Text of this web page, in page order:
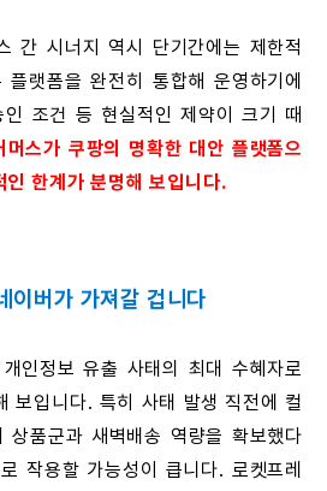
간 시너지 역시 단기간에는 제한적
랫폼을 완전히 통합해 운영하기에
인 조건 등 현실적인 제약이 크기 때
머스가 쿠팡의 명확한 대안 플랫폼으
한계가 분명해 보입니다.
이버가 가져갈 겁니다
인정보 유출 사태의 최대 수혜자로
보입니다. 특히 사태 발생 직전에 컬
상품군과 새벽배송 역량을 확보했다
작용할 가능성이 큽니다. 로켓프레